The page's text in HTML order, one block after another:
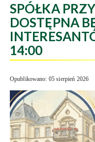
SPÓŁKA
DOSTĘPNA
14:00
Opublikowano: 05 sierpień 2026